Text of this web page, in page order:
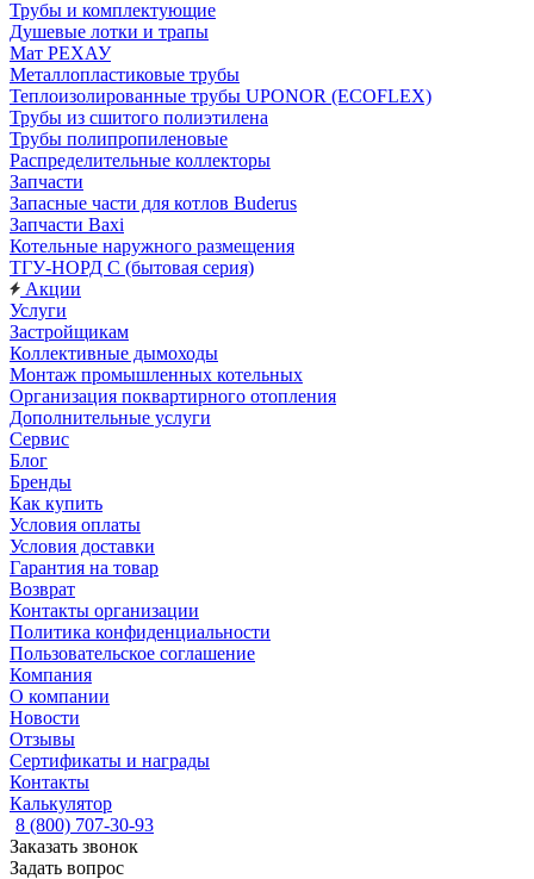
Трубы и комплектующие
Душевые лотки и трапы
Мат РЕХАУ
Металлопластиковые трубы
Теплоизолированные трубы UPONOR (ECOFLEX)
Трубы из сшитого полиэтилена
Трубы полипропиленовые
Распределительные коллекторы
Запчасти
Запасные части для котлов Buderus
Запчасти Baxi
Котельные наружного размещения
ТГУ-НОРД С (бытовая серия)
Акции
Услуги
Застройщикам
Коллективные дымоходы
Монтаж промышленных котельных
Организация поквартирного отопления
Дополнительные услуги
Сервис
Блог
Бренды
Как купить
Условия оплаты
Условия доставки
Гарантия на товар
Возврат
Контакты организации
Политика конфиденциальности
Пользовательское соглашение
Компания
О компании
Новости
Отзывы
Сертификаты и награды
Контакты
Калькулятор
8 (800) 707-30-93
Заказать звонок
Задать вопрос